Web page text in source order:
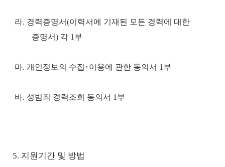
라. 경력증명서(이력서에 기재된 모든 경력에 대한
증명서) 각 1 부
마. 개인정보의 수집 ･이용에 관한 동의서 1 부
바. 성범죄 경력조회 동의서 1 부
5. 지원기간 및 방법